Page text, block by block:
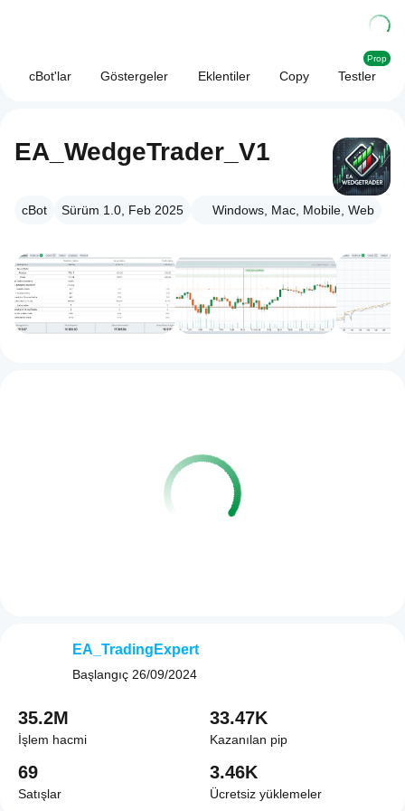
cBot'lar Göstergeler Eklentiler Copy Testler
Prop
EA_WedgeTrader_V1
cBot Sürüm 1.0, Feb 2025 Windows, Mac, Mobile, Web
EA_TradingExpert
Başlangıç 26/09/2024
35.2M
İşlem hacmi
33.47K
Kazanılan pip
69
Satışlar
3.46K
Ücretsiz yüklemeler